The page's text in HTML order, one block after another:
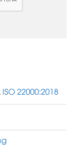
ISO 22000:2018